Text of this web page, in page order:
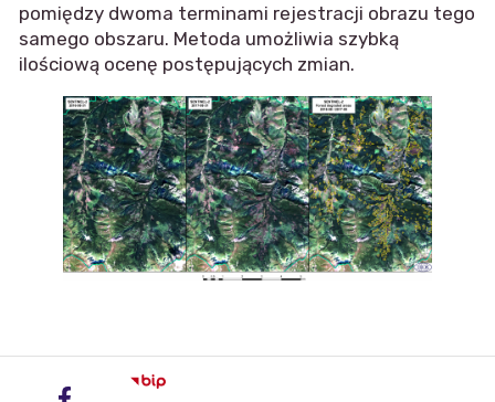
pomiędzy dwoma terminami rejestracji obrazu tego
samego obszaru. Metoda umożliwia szybką
ilościową ocenę postępujących zmian.